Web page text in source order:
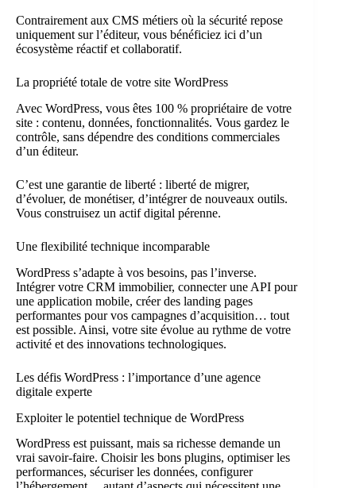
Contrairement aux CMS métiers où la sécurité repose
uniquement sur l’éditeur, vous bénéficiez ici d’un
écosystème réactif et collaboratif.
La propriété totale de votre site WordPress
Avec WordPress, vous êtes 100 % propriétaire de votre
site : contenu, données, fonctionnalités. Vous gardez le
contrôle, sans dépendre des conditions commerciales
d’un éditeur.
C’est une garantie de liberté : liberté de migrer,
d’évoluer, de monétiser, d’intégrer de nouveaux outils.
Vous construisez un actif digital pérenne.
Une flexibilité technique incomparable
WordPress s’adapte à vos besoins, pas l’inverse.
Intégrer votre CRM immobilier, connecter une API pour
une application mobile, créer des landing pages
performantes pour vos campagnes d’acquisition… tout
est possible. Ainsi, votre site évolue au rythme de votre
activité et des innovations technologiques.
Les défis WordPress : l’importance d’une agence
digitale experte
Exploiter le potentiel technique de WordPress
WordPress est puissant, mais sa richesse demande un
vrai savoir-faire. Choisir les bons plugins, optimiser les
performances, sécuriser les données, configurer